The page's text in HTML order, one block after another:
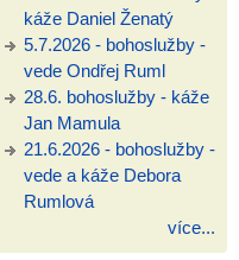
káže Daniel Ženatý
5.7.2026 - bohoslužby -
vede Ondřej Ruml
28.6. bohoslužby - káže
Jan Mamula
21.6.2026 - bohoslužby -
vede a káže Debora
Rumlová
více...